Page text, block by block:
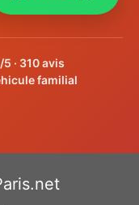
· 310 avis
Véhicule familial